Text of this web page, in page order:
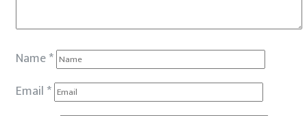
Name*
Email *